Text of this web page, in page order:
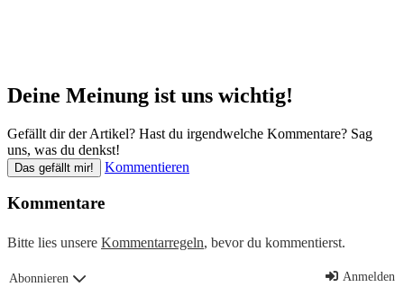
Deine Meinung ist uns wichtig!
Gefällt dir der Artikel? Hast du irgendwelche Kommentare? Sag
uns, was du denkst!
Das gefällt mir! Kommentieren
Kommentare
Bitte lies unsere Kommentarregeln, bevor du kommentierst.
Abonnieren Anmelden